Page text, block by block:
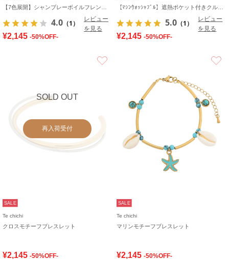
4.0 （1）
レビュー
を見る
¥2,145 -50%OFF-
5.0 （1）
レビュー
を見る
¥2,145 -50%OFF-
SOLD OUT
再入荷受付
SALE
Te chichi
クロスモチーフブレスレット
¥2,145 -50%OFF-
SALE
Te chichi
マリンモチーフブレスレット
¥2,145 -50%OFF-